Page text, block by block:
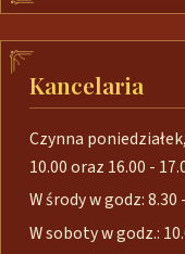
Kancelaria
Czynna
10.00 oraz 16.00 -
W środy w godz: 8.30
W soboty w godz.: